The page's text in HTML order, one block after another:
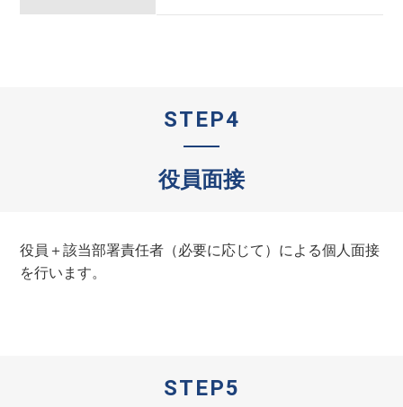
STEP4
役員面接
役員＋該当部署責任者（必要に応じて）による個人面接
を行います。
STEP5